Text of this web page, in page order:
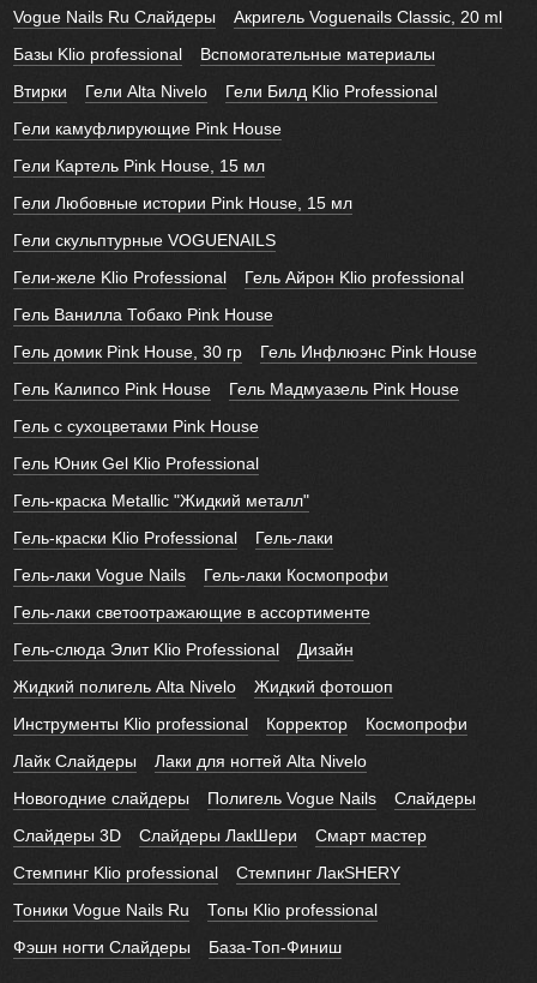
Vogue Nails Ru Слайдеры
Акригель Voguenails Classic, 20 ml
Базы Klio professional
Вспомогательные материалы
Втирки
Гели Alta Nivelo
Гели Билд Klio Professional
Гели камуфлирующие Pink House
Гели Картель Pink House, 15 мл
Гели Любовные истории Pink House, 15 мл
Гели скульптурные VOGUENAILS
Гели-желе Klio Professional
Гель Айрон Klio professional
Гель Ванилла Тобако Pink House
Гель домик Pink House, 30 гр
Гель Инфлюэнс Pink House
Гель Калипсо Pink House
Гель Мадмуазель Pink House
Гель с сухоцветами Pink House
Гель Юник Gel Klio Professional
Гель-краска Metallic "Жидкий металл"
Гель-краски Klio Professional
Гель-лаки
Гель-лаки Vogue Nails
Гель-лаки Космопрофи
Гель-лаки светоотражающие в ассортименте
Гель-слюда Элит Klio Professional
Дизайн
Жидкий полигель Alta Nivelo
Жидкий фотошоп
Инструменты Klio professional
Корректор
Космопрофи
Лайк Слайдеры
Лаки для ногтей Alta Nivelo
Новогодние слайдеры
Полигель Vogue Nails
Слайдеры
Слайдеры 3D
Слайдеры ЛакШери
Смарт мастер
Стемпинг Klio professional
Стемпинг ЛакSHERY
Тоники Vogue Nails Ru
Топы Klio professional
Фэшн ногти Слайдеры
База-Топ-Финиш